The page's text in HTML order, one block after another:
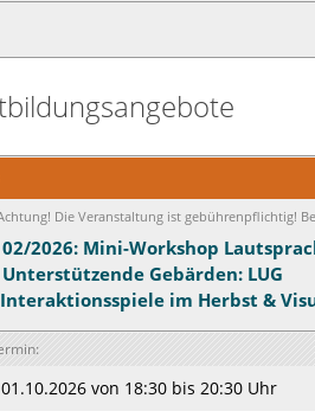
Die Veranstaltung ist gebührenpflichtig!
02/2026: Mini-Workshop
Unterstützende Gebärden: LUG
Interaktionsspiele im Herbst &
01.10.2026 von 18:30 bis 20:30 Uhr